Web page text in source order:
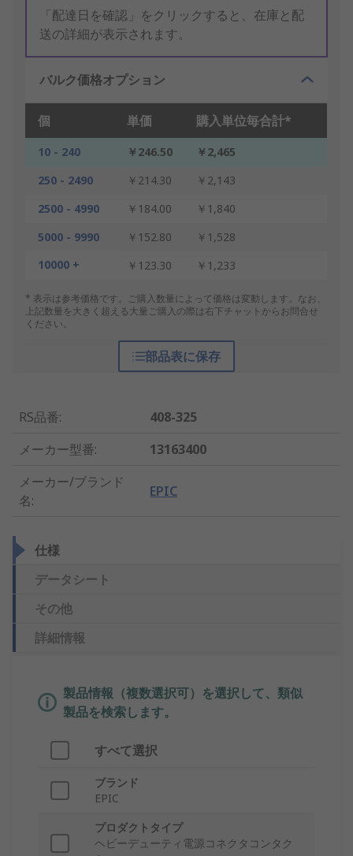
「配達日を確認」をクリックすると、在庫と配
送の詳細が表示されます。
バルク価格オプション
個 単価 購入単位毎合計*
10 - 240 ￥246.50
￥2,465
250 - 2490
￥214.30
￥2,143
2500 - 4990
￥184.00
￥1,840
5000 - 9990
￥152.80
￥1,528
10000 +
￥123.30 ￥1,233
* 表示は参考価格です。ご購入数量によって価格は変動します。なお、
上記数量を大きく超える大量ご購入の際は右下チャットからお問合せ
ください。
部品表に保存
RS品番:
408-325
メーカー型番:
13163400
メーカー/ブランド
名:
EPIC
仕様
データシート
その他
詳細情報
製品情報（複数選択可）を選択して、類似
製品を検索します。
すべて選択
ブランド
EPIC
プロダクトタイプ
ヘビーデューティ電源コネクタコンタク